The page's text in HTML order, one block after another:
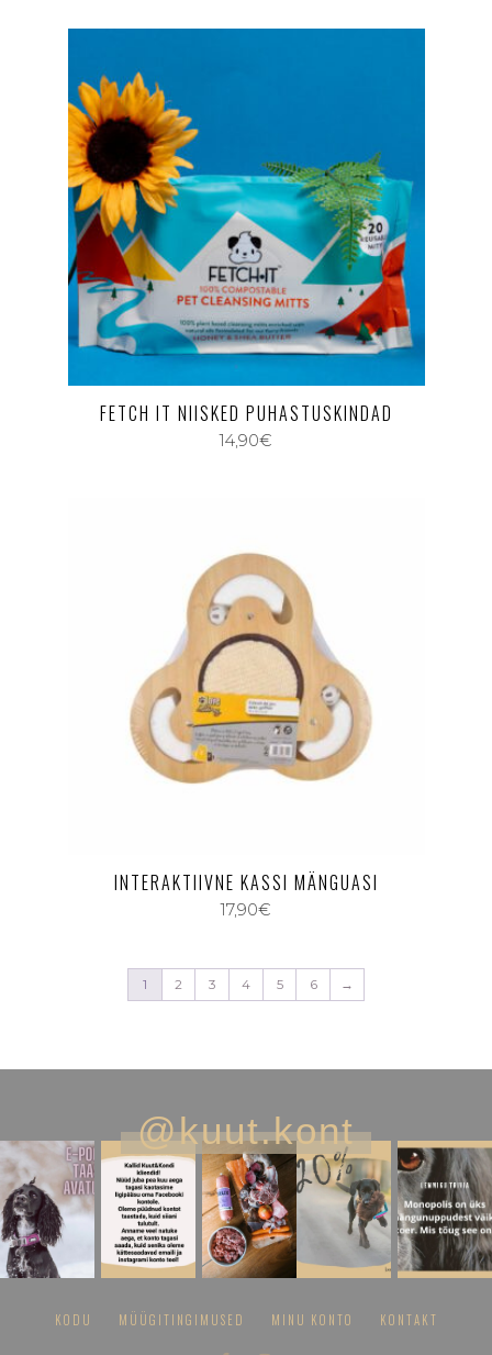
FETCH IT NIISKED PUHASTUSKINDAD
14,90€
INTERAKTIIVNE KASSI MÄNGUASI
17,90€
1 2 3 4 5 6 →
@kuut.kont
KODU MÜÜGITINGIMUSED MINU KONTO KONTAKT